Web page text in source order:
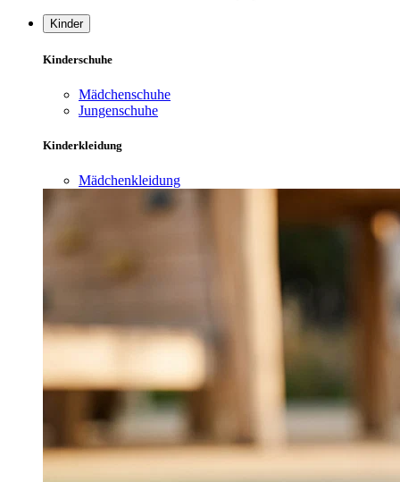
Kinder
Kinderschuhe
Mädchenschuhe
Jungenschuhe
Kinderkleidung
Mädchenkleidung